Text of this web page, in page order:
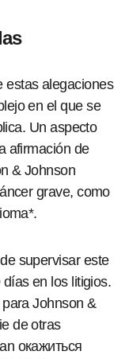
estas alegaciones
en el que se
Un aspecto
afirmación de
& Johnson
grave, como
supervisar este
en los litigios.
Johnson &
de otras
окажиться